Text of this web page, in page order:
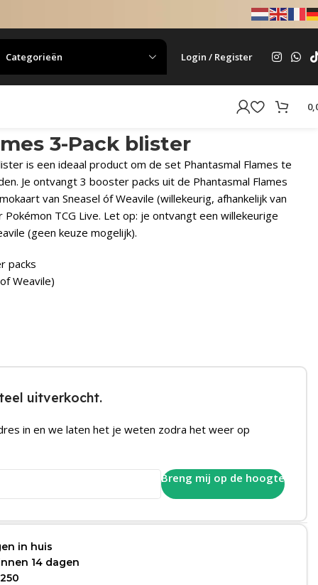
Categorieën Login / Register
3-Pack blister
is een ideaal product om de set Phantasmal Flames te
Je ontvangt 3 booster packs uit de Phantasmal Flames
van Sneasel óf Weavile (willekeurig, afhankelijk van
TCG Live. Let op: je ontvangt een willekeurige
(geen keuze mogelijk).
packs
Weavile)
uitverkocht.
in en we laten het je weten zodra het weer op
Breng mij op de hoogte
in huis
14 dagen